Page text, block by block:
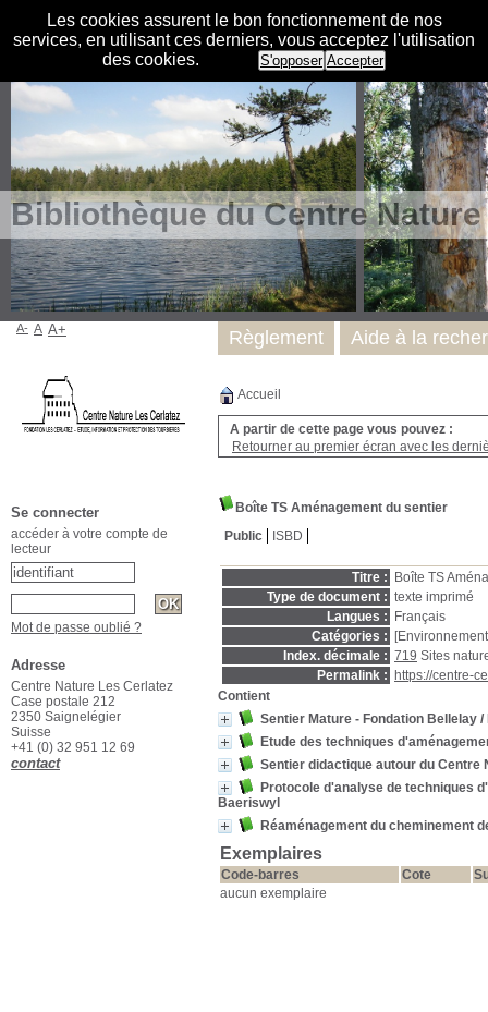
Les cookies assurent le bon fonctionnement de nos
services, en utilisant ces derniers, vous acceptez l'utilisation
des cookies.
S'opposer Accepter
Bibliothèque du Centre
Accueil
A partir de cette page vous pouvez :
Retourner au premier écran avec les
Boîte TS Aménagement du sentier
Public
ISBD
Titre :
Boîte TS
Type de document : texte imprimé
Langues :
Français
Catégories :
Index. décimale : 719 Sites
Permalink :
https://centre-
Contient
Sentier Mature - Fondation Bellelay /
Etude des techniques
Sentier didactique autour du Centre
Protocole d'analyse de techniques
Baeriswyl
Réaménagement du cheminement
Exemplaires
Code-barres Cote
aucun exemplaire
Règlement Aide à la
A- A A+
Se connecter
accéder à votre compte de
lecteur
Mot de passe oublié ?
Adresse
Centre Nature Les Cerlatez
Case postale 212
2350 Saignelégier
Suisse
+41 (0) 32 951 12 69
contact